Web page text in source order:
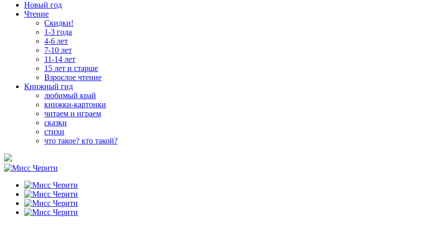
Новый год
Чтение
Скидки!
1-3 года
4-6 лет
7-10 лет
11-14 лет
15 лет и старше
Взрослое чтение
Книжный гид
любимый край
книжки-картонки
читаем и играем
сказки
стихи
что такое? кто такой?